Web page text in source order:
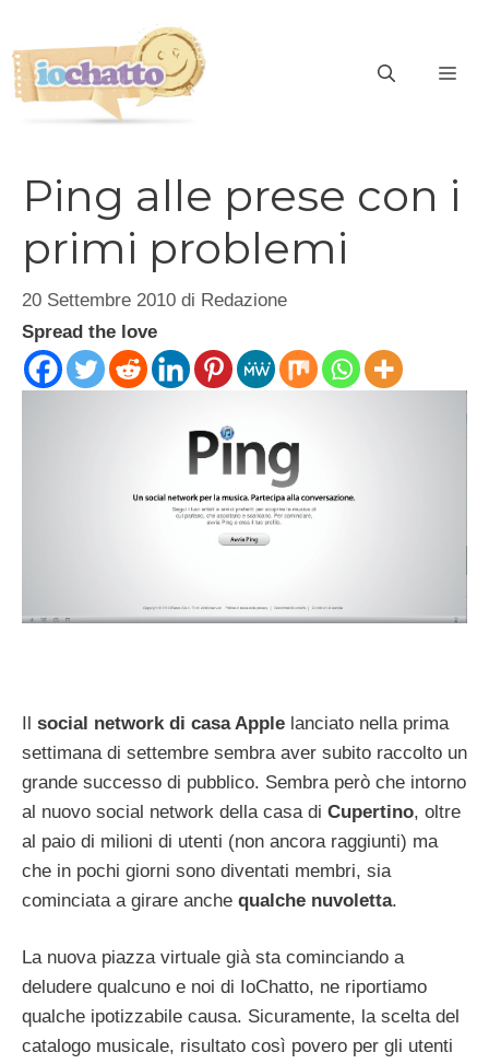
contenuto
Ping alle prese con i
primi problemi
20 Settembre 2010 di Redazione
Spread the love
Il social network di casa Apple lanciato nella prima
settimana di settembre sembra aver subito raccolto un
grande successo di pubblico. Sembra però che intorno
al nuovo social network della casa di Cupertino, oltre
al paio di milioni di utenti (non ancora raggiunti) ma
che in pochi giorni sono diventati membri, sia
cominciata a girare anche qualche nuvoletta.
La nuova piazza virtuale già sta cominciando a
deludere qualcuno e noi di IoChatto, ne riportiamo
qualche ipotizzabile causa. Sicuramente, la scelta del
catalogo musicale, risultato così povero per gli utenti